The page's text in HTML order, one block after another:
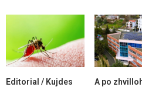
Editorial / Kujdes
A po